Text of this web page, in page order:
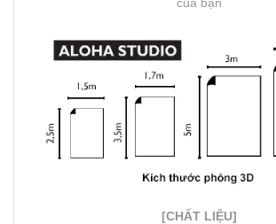
[CHẤT LIỆU]